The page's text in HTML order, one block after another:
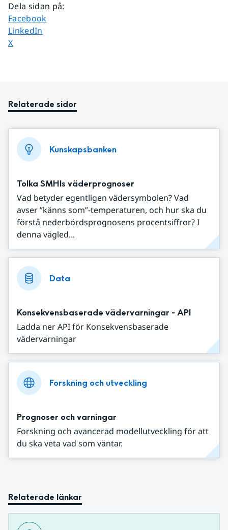
Dela sidan på:
Dela sidan på
Facebook
Dela sidan på
LinkedIn
Dela sidan på
X
Relaterade sidor
Kunskapsbanken
Tolka SMHIs väderprognoser
Vad betyder egentligen vädersymbolen? Vad
avser ”känns som”-temperaturen, och hur ska du
förstå nederbördsprognosens procentsiffror? I
denna vägled...
Data
Konsekvensbaserade vädervarningar - API
Ladda ner API för Konsekvensbaserade
vädervarningar
Forskning och utveckling
Prognoser och varningar
Forskning och avancerad modellutveckling för att
du ska veta vad som väntar.
Relaterade länkar